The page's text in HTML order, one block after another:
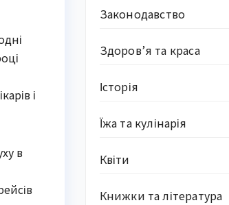
і
в
Законодавство
Здоров’я та краса
Історія
Їжа та кулінарія
Квіти
Книжки та література